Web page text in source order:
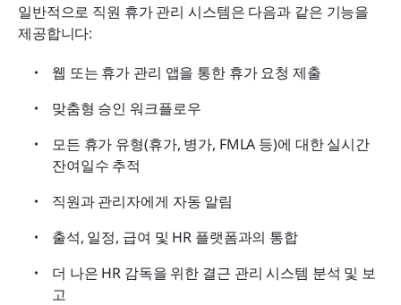
일반적으로 직원 휴가 관리 시스템은 다음과 같은 기능을
제공합니다:
웹 또는 휴가 관리 앱을 통한 휴가 요청 제출
맞춤형 승인 워크플로우
모든 휴가 유형(휴가, 병가, FMLA 등)에 대한 실시간
잔여일수 추적
직원과 관리자에게 자동 알림
출석, 일정, 급여 및 HR 플랫폼과의 통합
더 나은 HR 감독을 위한 결근 관리 시스템 분석 및 보
고